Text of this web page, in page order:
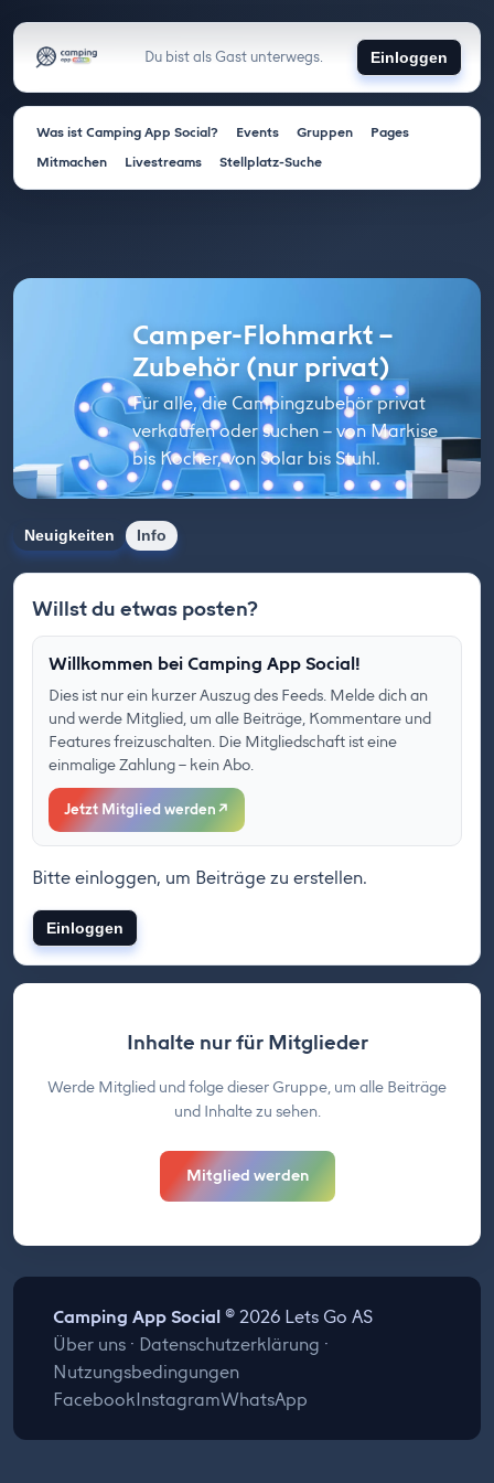
Du bist als Gast unterwegs. Einloggen
Was ist Camping App Social? Events Gruppen
Pages
Mitmachen
Livestreams Stellplatz-Suche
Camper-Flohmarkt –
Zubehör (nur privat)
Für alle, die Campingzubehör privat
verkaufen oder suchen – von Markise
bis Kocher, von Solar bis Stuhl.
Neuigkeiten Info
Willst du etwas posten?
Willkommen bei Camping App Social!
Dies ist nur ein kurzer Auszug des Feeds. Melde dich an
und werde Mitglied, um alle Beiträge, Kommentare und
Features freizuschalten. Die Mitgliedschaft ist eine
einmalige Zahlung – kein Abo.
Jetzt Mitglied werden ↗
Bitte einloggen, um Beiträge zu erstellen.
Einloggen
Inhalte nur für Mitglieder
Werde Mitglied und folge dieser Gruppe, um alle Beiträge
und Inhalte zu sehen.
Mitglied werden
Camping App Social© 2026 Lets Go AS
Über uns· Datenschutzerklärung ·
Nutzungsbedingungen
FacebookInstagramWhatsApp